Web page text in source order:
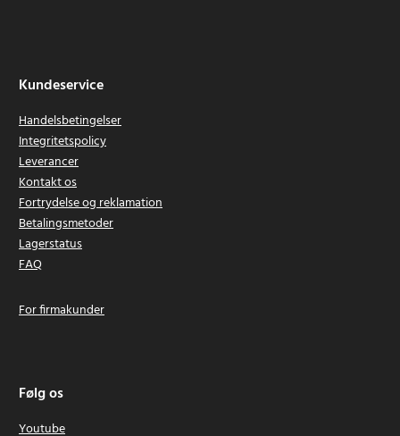
Kundeservice
Handelsbetingelser
Integritetspolicy
Leverancer
Kontakt os
Fortrydelse og reklamation
Betalingsmetoder
Lagerstatus
FAQ
For firmakunder
Følg os
Youtube